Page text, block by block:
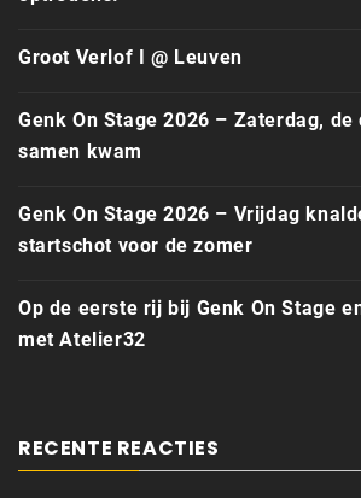
Groot Verlof I @ Leuven
Genk On Stage 2026 – Zaterdag,
samen kwam
Genk On Stage 2026 – Vrijdag
startschot voor de zomer
Op de eerste rij bij Genk On Stage
met Atelier32
RECENTE REACTIES